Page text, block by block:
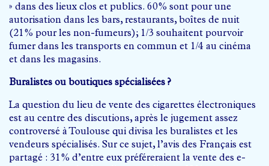
» dans des lieux clos et publics. 60% sont pour une
autorisation dans les bars, restaurants, boîtes de nuit
(21% pour les non-fumeurs); 1/3 souhaitent pourvoir
fumer dans les transports en commun et 1/4 au cinéma
et dans les magasins.
Buralistes ou boutiques spécialisées ?
La question du lieu de vente des cigarettes électroniques
est au centre des discutions, après le jugement assez
controversé à Toulouse qui divisa les buralistes et les
vendeurs spécialisés. Sur ce sujet, l’avis des Français est
partagé : 31% d’entre eux préféreraient la vente des e-